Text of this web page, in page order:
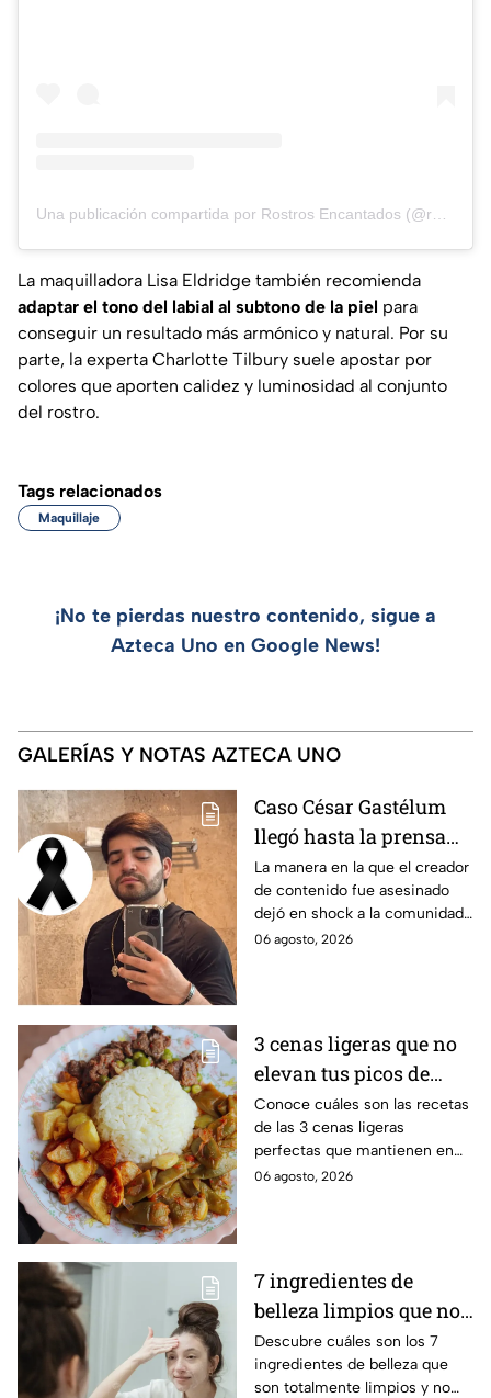
La maquilladora Lisa Eldridge también recomienda
adaptar el tono del labial al subtono de la piel para
conseguir un resultado más armónico y natural. Por su
parte, la experta Charlotte Tilbury suele apostar por
colores que aporten calidez y luminosidad al conjunto
del rostro.
Tags relacionados
Maquillaje
¡No te pierdas nuestro contenido, sigue a
Azteca Uno en Google News!
GALERÍAS Y NOTAS AZTECA UNO
Caso César Gastélum
llegó hasta la prensa
extranjera: qué se dice
sobre el influencer en
otros países
La manera en la que el creador
de contenido fue asesinado
dejó en shock a la comunidad
de Internet, especialmente por
06 agosto, 2026
3 cenas ligeras que no
elevan tus picos de
glucosa ni arruinan tu
sueño profundo
Conoce cuáles son las recetas
de las 3 cenas ligeras
perfectas que mantienen en
equilibrio tu glucosa y te
06 agosto, 2026
7 ingredientes de
belleza limpios que no
contaminan los ríos ni
el agua al enjuagarte
Descubre cuáles son los 7
ingredientes de belleza que
son totalmente limpios y no